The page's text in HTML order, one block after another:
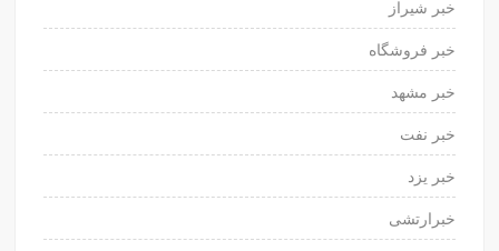
خبر شیراز
خبر فروشگاه
خبر مشهد
خبر نفت
خبر یزد
خبرارتشی